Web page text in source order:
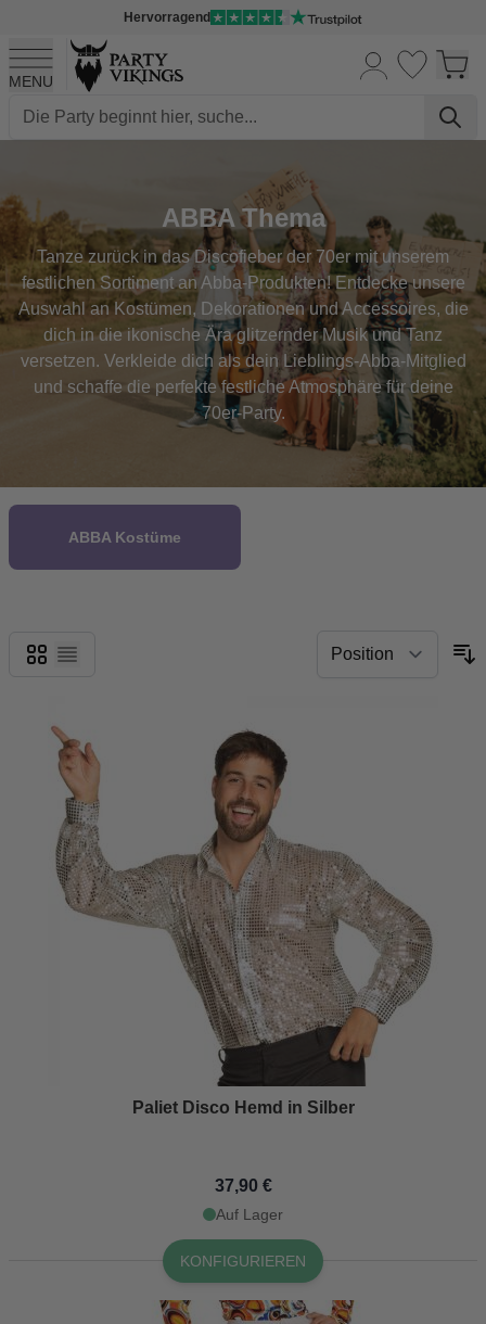
Hervorragend
MENU
ABBA Thema
Tanze zurück in das Discofieber der 70er mit unserem
festlichen Sortiment an Abba-Produkten! Entdecke unsere
Auswahl an Kostümen, Dekorationen und Accessoires, die
dich in die ikonische Ära glitzernder Musik und Tanz
versetzen. Verkleide dich als dein Lieblings-Abba-Mitglied
und schaffe die perfekte festliche Atmosphäre für deine
70er-Party.
ABBA Kostüme
Grid
List
Paliet Disco Hemd in Silber
37,90 €
Auf Lager
KONFIGURIEREN